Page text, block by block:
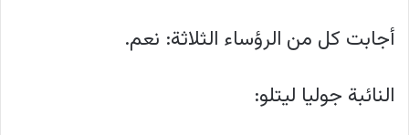
أجابت كل من الرؤساء الثلاثة: نعم.
النائبة جوليا ليتلو: